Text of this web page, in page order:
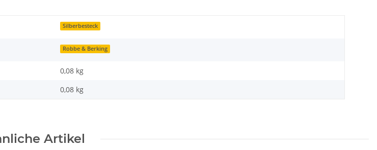
Silberbesteck
Robbe & Berking
0,08 kg
0,08 kg
Artikel